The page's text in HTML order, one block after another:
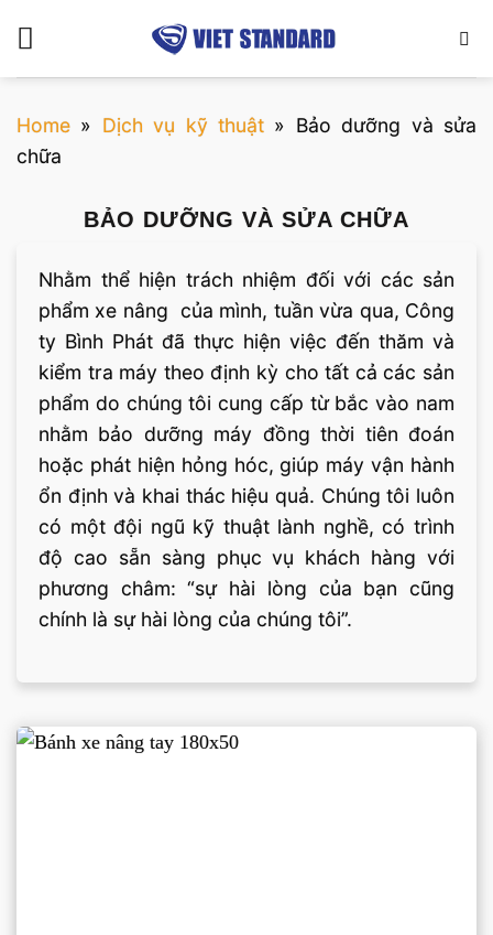
qua
nội
Home » Dịch vụ kỹ thuật » Bảo dưỡng và sửa
chữa
BẢO DƯỠNG VÀ SỬA CHỮA
Nhằm thể hiện trách nhiệm đối với các sản
phẩm xe nâng của mình, tuần vừa qua, Công
ty Bình Phát đã thực hiện việc đến thăm và
kiểm tra máy theo định kỳ cho tất cả các sản
phẩm do chúng tôi cung cấp từ bắc vào nam
nhằm bảo dưỡng máy đồng thời tiên đoán
hoặc phát hiện hỏng hóc, giúp máy vận hành
ổn định và khai thác hiệu quả. Chúng tôi luôn
có một đội ngũ kỹ thuật lành nghề, có trình
độ cao sẵn sàng phục vụ khách hàng với
phương châm: “sự hài lòng của bạn cũng
chính là sự hài lòng của chúng tôi”.